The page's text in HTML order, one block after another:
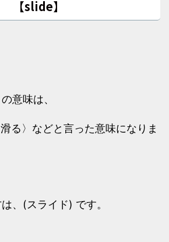
【slide】
意味は、
る〉などと言った意味になりま
、(スライド) です。